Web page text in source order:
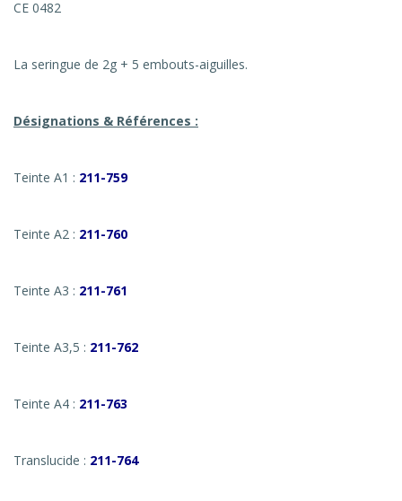
CE 0482
La seringue de 2g + 5 embouts-aiguilles.
Désignations & Références :
Teinte A1 : 211-759
Teinte A2 : 211-760
Teinte A3 : 211-761
Teinte A3,5 : 211-762
Teinte A4 : 211-763
Translucide : 211-764